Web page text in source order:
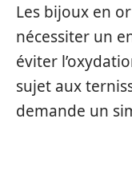
Les bijoux en
nécessiter un
éviter
sujet aux
demande un